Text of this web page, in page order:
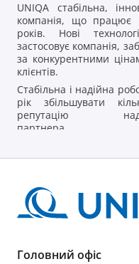
UNIQA стабільна,
компанія, що працює
років. Нові
застосовує компанія,
за конкурентними
клієнтів.
Стабільна і надійна
рік збільшувати
репутацію
партнера.
надійності, яка
Головний офіс